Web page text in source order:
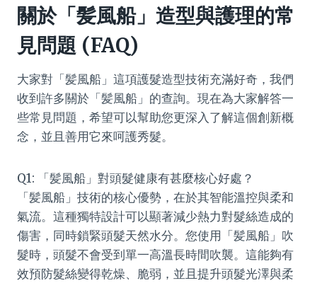
關於「髪風船」造型與護理的常
見問題 (FAQ)
大家對「髪風船」這項護髮造型技術充滿好奇，我們
收到許多關於「髪風船」的查詢。現在為大家解答一
些常見問題，希望可以幫助您更深入了解這個創新概
念，並且善用它來呵護秀髮。
Q1: 「髪風船」對頭髮健康有甚麼核心好處？
「髪風船」技術的核心優勢，在於其智能溫控與柔和
氣流。這種獨特設計可以顯著減少熱力對髮絲造成的
傷害，同時鎖緊頭髮天然水分。您使用「髪風船」吹
髮時，頭髮不會受到單一高溫長時間吹襲。這能夠有
效預防髮絲變得乾燥、脆弱，並且提升頭髮光澤與柔